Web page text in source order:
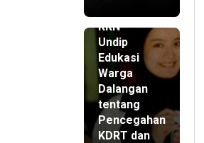
KKN
Undip
Edukasi
Warga
Dalangan
tentang
Pencegahan
KDRT dan